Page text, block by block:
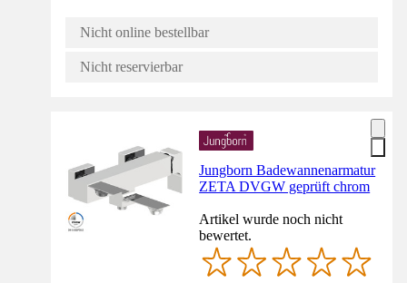
Nicht online bestellbar
Nicht reservierbar
Jungborn Badewannenarmatur
ZETA DVGW geprüft chrom
Artikel wurde noch nicht
bewertet.